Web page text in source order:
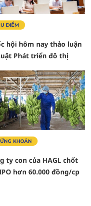
ĐIỂM
hội hôm nay thảo luận
Phát triển đô thị
KHOÁN
ty con của HAGL chốt
hơn 60.000 đồng/cp